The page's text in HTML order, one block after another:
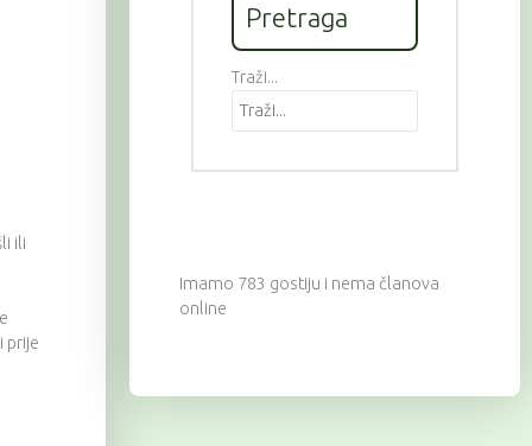
ili
prije
Pretraga
Traži...
Imamo 783 gostiju i nema članova
online